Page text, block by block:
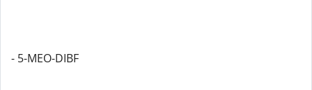
- 5-MEO-DIBF